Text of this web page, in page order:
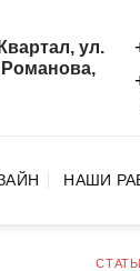
ул.
НАШИ